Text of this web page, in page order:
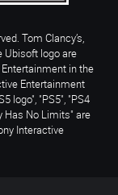
Tom Clancy’s,
Ubisoft logo are
in the
Entertainment
logo", "PS5", "PS4
Has No Limits" are
Interactive